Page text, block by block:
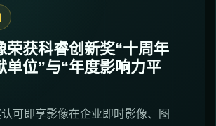
荣获科睿创新奖“十周年
单位”与“年度影响力平
可即享影像在企业即时影像、图